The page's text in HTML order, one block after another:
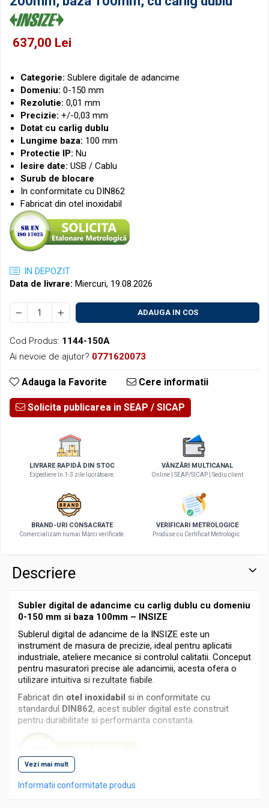
Micrometre speciale
Pasametre
Accesorii pentru ceasuri
comparatoare
637,00 Lei
Categorie: Sublere digitale de adancime
Domeniu: 0-150 mm
Rezolutie: 0,01 mm
Precizie: +/-0,03 mm
Dotat cu carlig dublu
Lungime baza: 100 mm
Protectie IP: Nu
Iesire date: USB / Cablu
Surub de blocare
In conformitate cu DIN862
Fabricat din otel inoxidabil
IN DEPOZIT
Data de livrare: Miercuri, 19.08.2026
ADAUGA IN COS
Cod Produs: 1144-150A
Ai nevoie de ajutor? 0771620073
Adauga la Favorite Cere informatii
Solicita publicarea in SEAP
LIVRARE RAPIDĂ DIN STOC
Expediere în 1-3 zile lucrătoare.
VÂNZĂRI MULTICANAL
Online | SEAP/SICAP | Sediu client
BRAND-URI CONSACRATE
Comercializăm numai Mărci verificate.
VERIFICARI METROLOGICE
Produse cu Certificat Metrologic.
Descriere
Subler digital de adancime cu carlig dublu cu domeniu
0-150 mm si baza 100mm – INSIZE
Sublerul digital de adancime de la INSIZE este un
instrument de masura de precizie, ideal pentru aplicatii
industriale, ateliere mecanice si controlul calitatii. Conceput
pentru masuratori precise ale adancimii, acesta ofera o
utilizare intuitiva si rezultate fiabile.
Fabricat din otel inoxidabil si in conformitate cu
standardul DIN862, acest subler digital este construit
pentru durabilitate si performanta constanta.
Vezi mai mult
Informatii conformitate produs